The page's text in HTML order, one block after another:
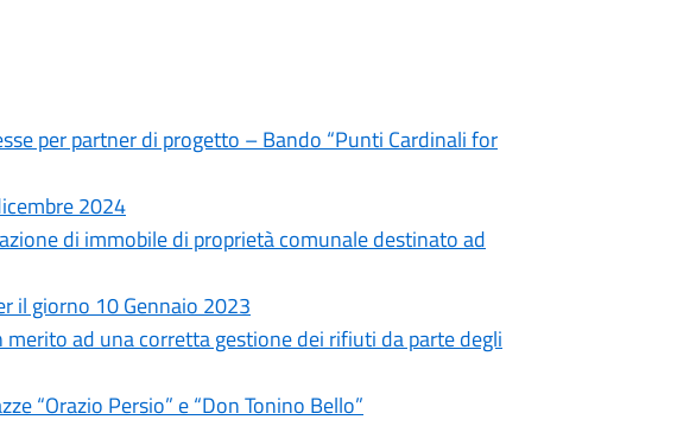
per partner di progetto – Bando “Punti Cardinali for
2024
di immobile di proprietà comunale destinato ad
il giorno 10 Gennaio 2023
ad una corretta gestione dei rifiuti da parte degli
“Orazio Persio” e “Don Tonino Bello”